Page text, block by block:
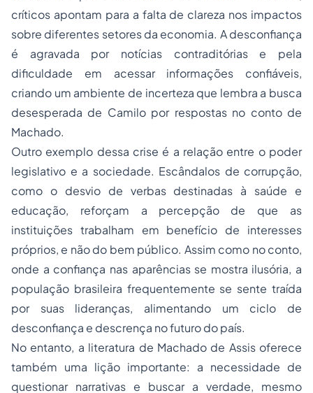
críticos apontam para a falta de clareza nos impactos
sobre diferentes setores da economia. A desconfiança
é agravada por notícias contraditórias e pela
dificuldade em acessar informações confiáveis,
criando um ambiente de incerteza que lembra a busca
desesperada de Camilo por respostas no conto de
Machado.
Outro exemplo dessa crise é a relação entre o poder
legislativo e a sociedade. Escândalos de corrupção,
como o desvio de verbas destinadas à saúde e
educação, reforçam a percepção de que as
instituições trabalham em benefício de interesses
próprios, e não do bem público. Assim como no conto,
onde a confiança nas aparências se mostra ilusória, a
população brasileira frequentemente se sente traída
por suas lideranças, alimentando um ciclo de
desconfiança e descrença no futuro do país.
No entanto, a literatura de Machado de Assis oferece
também uma lição importante: a necessidade de
questionar narrativas e buscar a verdade, mesmo